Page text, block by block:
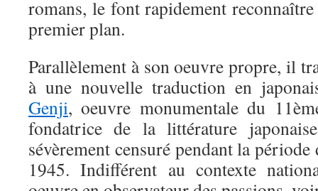
romans, le font rapidement
premier plan.
Parallèlement à son oeuvre propre, il
à une nouvelle traduction en
Genji, oeuvre monumentale du
fondatrice de la littérature
sévèrement censuré pendant la
1945. Indifférent au contexte